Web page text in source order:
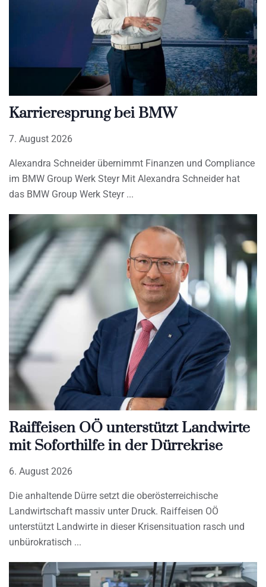
Karrieresprung bei BMW
7. August 2026
Alexandra Schneider übernimmt Finanzen und Compliance
im BMW Group Werk Steyr Mit Alexandra Schneider hat
das BMW Group Werk Steyr
Raiffeisen OÖ unterstützt Landwirte
mit Soforthilfe in der Dürrekrise
6. August 2026
Die anhaltende Dürre setzt die oberösterreichische
Landwirtschaft massiv unter Druck. Raiffeisen OÖ
unterstützt Landwirte in dieser Krisensituation rasch und
unbürokratisch